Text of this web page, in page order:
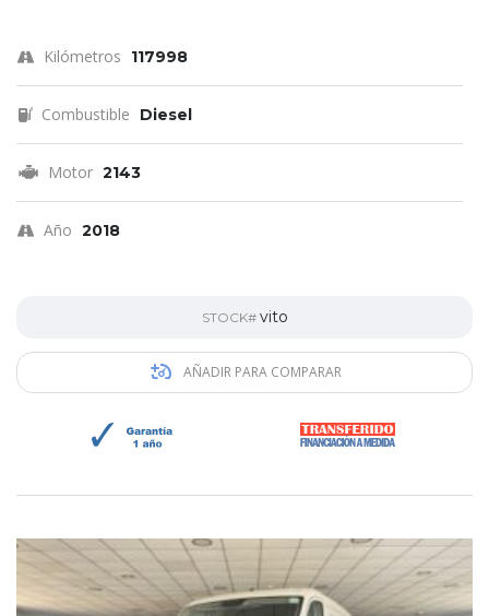
Kilómetros 117998
Combustible Diesel
Motor 2143
Año 2018
STOCK# vito
AÑADIR PARA COMPARAR